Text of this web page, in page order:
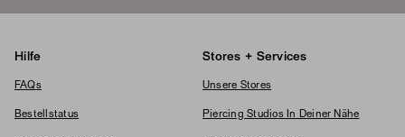
Hilfe
FAQs
Bestellstatus
Stores + Services
Unsere Stores
Piercing Studios In Deiner Nähe